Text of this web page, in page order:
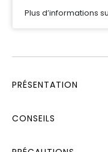
Plus d’informations
PRÉSENTATION
CONSEILS